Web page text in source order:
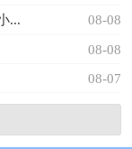
...
08-08
08-08
08-07